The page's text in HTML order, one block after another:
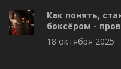
Как понять,
боксёром -
тренера
18 октября 2025